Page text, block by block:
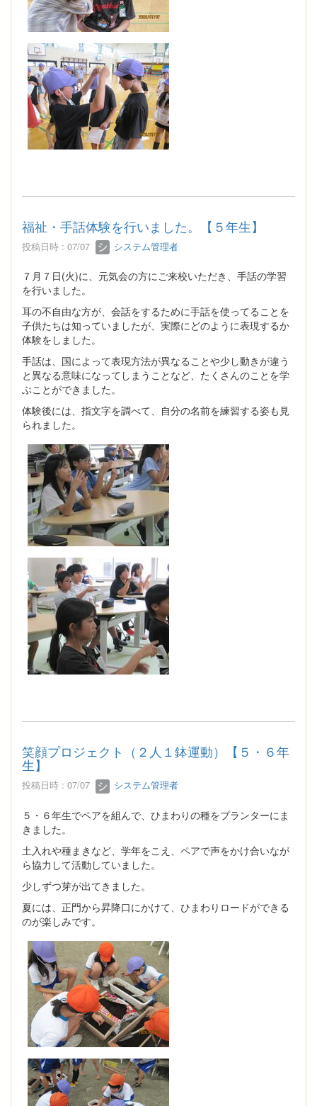
福祉・手話体験を行いました。【５年生】
投稿日時 : 07/07 システム管理者
７月７日(火)に、元気会の方にご来校いただき、手話の学習
を行いました。
耳の不自由な方が、会話をするために手話を使ってることを
子供たちは知っていましたが、実際にどのように表現するか
体験をしました。
手話は、国によって表現方法が異なることや少し動きが違う
と異なる意味になってしまうことなど、たくさんのことを学
ぶことができました。
体験後には、指文字を調べて、自分の名前を練習する姿も見
られました。
笑顔プロジェクト（２人１鉢運動）【５・６年
生】
投稿日時 : 07/07 システム管理者
５・６年生でペアを組んで、ひまわりの種をプランターにま
きました。
土入れや種まきなど、学年をこえ、ペアで声をかけ合いなが
ら協力して活動していました。
少しずつ芽が出てきました。
夏には、正門から昇降口にかけて、ひまわりロードができる
のが楽しみです。